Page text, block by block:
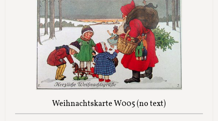
Weihnachtskarte W005 (no text)